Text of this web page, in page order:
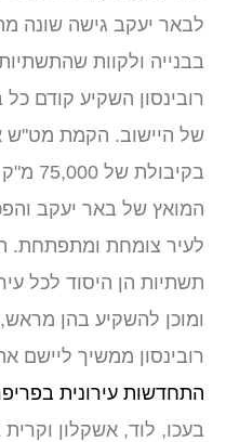
לבאר יעקב גישה שונה
בבנייה ולקוות שהתשתיות
רובינסון השקיע קודם כל
של היישוב. הקמת מט"ש
בקיבולת
המואץ של באר יעקב
לעיר צומחת ומתפתחת.
תשתיות הן היסוד לכל
ומוכן להשקיע בהן מראש,
רובינסון ממשיך ליישם
התחדשות עירונית
בעכו, לוד, אשקלון וקרית